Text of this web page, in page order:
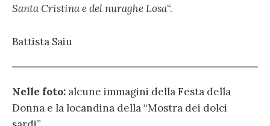
Santa Cristina e del nuraghe Losa“.
Battista Saiu
Nelle foto: alcune immagini della Festa della
Donna e la locandina della “Mostra dei dolci